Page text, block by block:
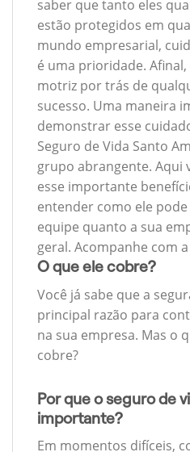
saber que tanto eles
estão protegidos em
mundo empresarial,
é uma prioridade. Afinal,
motriz por trás de
sucesso. Uma maneira
demonstrar esse
Seguro de Vida Santo
grupo abrangente. Aqui
esse importante
entender como ele
equipe quanto a sua
geral. Acompanhe com
O que ele cobre?
Você já sabe que a
principal razão para
na sua empresa. Mas o
cobre?
Por que o seguro de
importante?
Em momentos difíceis,